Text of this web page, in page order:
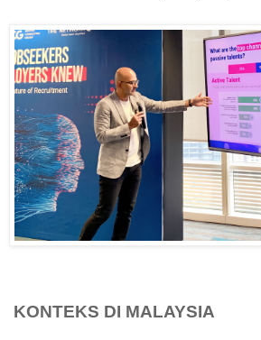
KONTEKS DI MALAYSIA